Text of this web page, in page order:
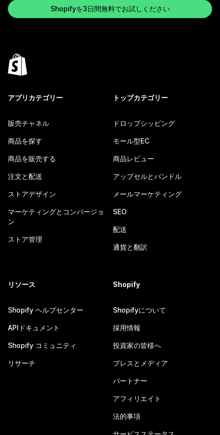
Shopifyを3日間無料でお試しください
アプリカテゴリー
販売チャネル
商品を探す
商品を販売する
注文と配送
ストアデザイン
マーケティングとコンバージョ
ン
ストア管理
トップカテゴリー
ドロップシッピング
モール型EC
商品レビュー
アップセルとバンドル
メールマーケティング
SEO
配送
通貨と翻訳
リソース
Shopify ヘルプセンター
APIドキュメント
Shopify コミュニティ
リサーチ
Shopify
Shopifyについて
採用情報
投資家の皆様へ
プレスとメディア
パートナー
アフィリエイト
法的事項